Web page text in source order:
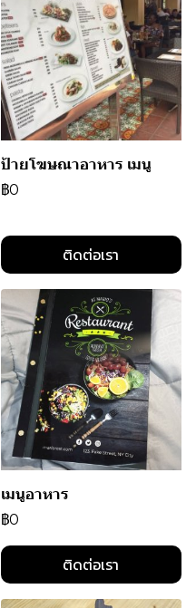
ป้ายโฆษณาอาหาร เมนู
฿0
ติดต่อเรา
เมนูอาหาร
฿0
ติดต่อเรา